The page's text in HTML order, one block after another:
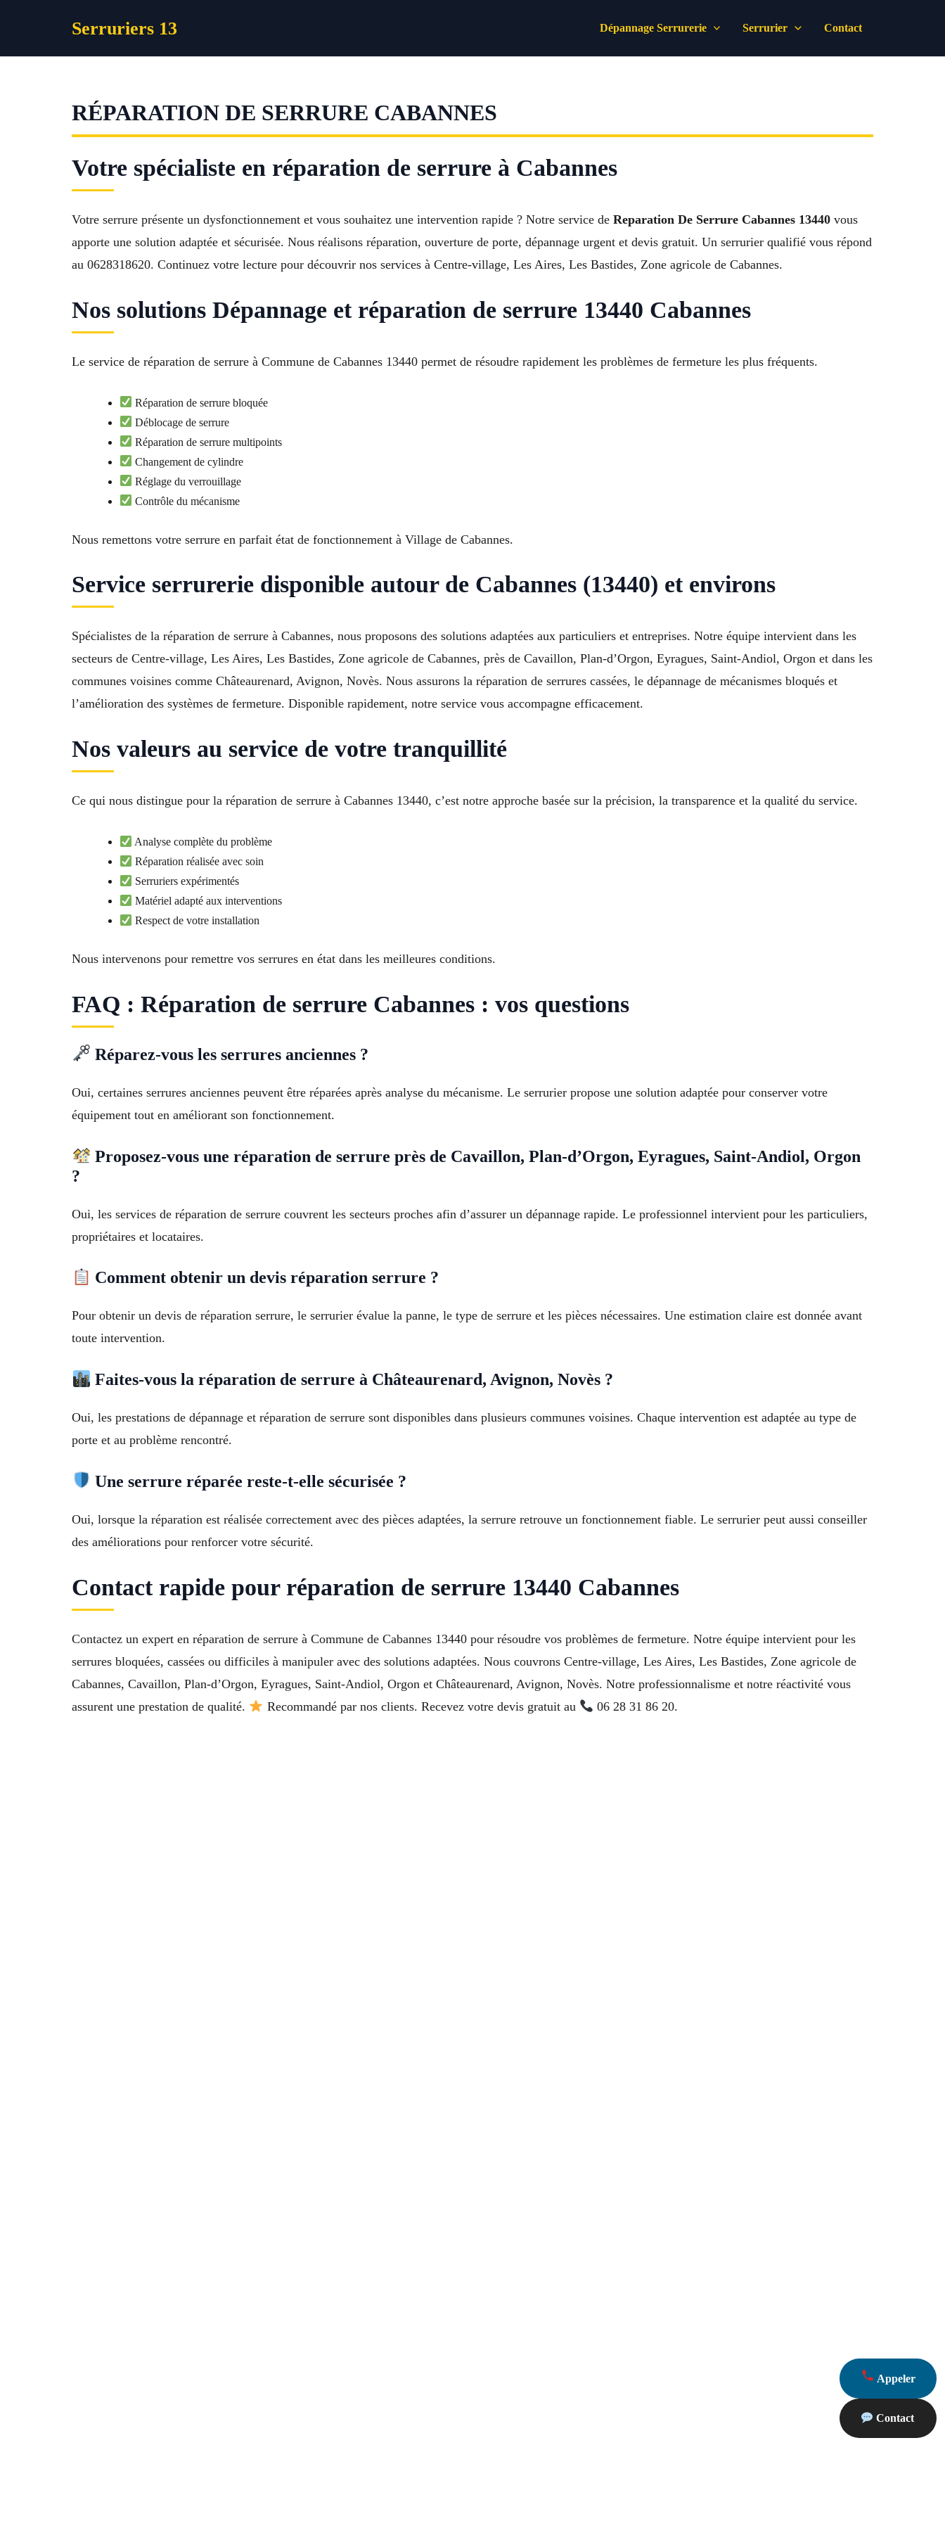
Serruriers 13 Dépannage Serrurerie Serrurier Contact
RÉPARATION DE SERRURE CABANNES
Votre spécialiste en réparation de serrure à Cabannes
Votre serrure présente un dysfonctionnement et vous souhaitez une intervention rapide ? Notre service de Reparation De Serrure Cabannes 13440 vous
apporte une solution adaptée et sécurisée. Nous réalisons réparation, ouverture de porte, dépannage urgent et devis gratuit. Un serrurier qualifié vous répond
au 0628318620. Continuez votre lecture pour découvrir nos services à Centre-village, Les Aires, Les Bastides, Zone agricole de Cabannes.
Nos solutions Dépannage et réparation de serrure 13440 Cabannes
Le service de réparation de serrure à Commune de Cabannes 13440 permet de résoudre rapidement les problèmes de fermeture les plus fréquents.
Réparation de serrure bloquée
Déblocage de serrure
Réparation de serrure multipoints
Changement de cylindre
Réglage du verrouillage
Contrôle du mécanisme
Nous remettons votre serrure en parfait état de fonctionnement à Village de Cabannes.
Service serrurerie disponible autour de Cabannes (13440) et environs
Spécialistes de la réparation de serrure à Cabannes, nous proposons des solutions adaptées aux particuliers et entreprises. Notre équipe intervient dans les
secteurs de Centre-village, Les Aires, Les Bastides, Zone agricole de Cabannes, près de Cavaillon, Plan-d’Orgon, Eyragues, Saint-Andiol, Orgon et dans les
communes voisines comme Châteaurenard, Avignon, Novès. Nous assurons la réparation de serrures cassées, le dépannage de mécanismes bloqués et
l’amélioration des systèmes de fermeture. Disponible rapidement, notre service vous accompagne efficacement.
Nos valeurs au service de votre tranquillité
Ce qui nous distingue pour la réparation de serrure à Cabannes 13440, c’est notre approche basée sur la précision, la transparence et la qualité du service.
Analyse complète du problème
Réparation réalisée avec soin
Serruriers expérimentés
Matériel adapté aux interventions
Respect de votre installation
Nous intervenons pour remettre vos serrures en état dans les meilleures conditions.
FAQ : Réparation de serrure Cabannes : vos questions
Réparez-vous les serrures anciennes ?
Oui, certaines serrures anciennes peuvent être réparées après analyse du mécanisme. Le serrurier propose une solution adaptée pour conserver votre
équipement tout en améliorant son fonctionnement.
Proposez-vous une réparation de serrure près de Cavaillon, Plan-d’Orgon, Eyragues, Saint-Andiol, Orgon
?
Oui, les services de réparation de serrure couvrent les secteurs proches afin d’assurer un dépannage rapide. Le professionnel intervient pour les particuliers,
propriétaires et locataires.
Comment obtenir un devis réparation serrure ?
Pour obtenir un devis de réparation serrure, le serrurier évalue la panne, le type de serrure et les pièces nécessaires. Une estimation claire est donnée avant
toute intervention.
Faites-vous la réparation de serrure à Châteaurenard, Avignon, Novès ?
Oui, les prestations de dépannage et réparation de serrure sont disponibles dans plusieurs communes voisines. Chaque intervention est adaptée au type de
porte et au problème rencontré.
Une serrure réparée reste-t-elle sécurisée ?
Oui, lorsque la réparation est réalisée correctement avec des pièces adaptées, la serrure retrouve un fonctionnement fiable. Le serrurier peut aussi conseiller
des améliorations pour renforcer votre sécurité.
Contact rapide pour réparation de serrure 13440 Cabannes
Contactez un expert en réparation de serrure à Commune de Cabannes 13440 pour résoudre vos problèmes de fermeture. Notre équipe intervient pour les
serrures bloquées, cassées ou difficiles à manipuler avec des solutions adaptées. Nous couvrons Centre-village, Les Aires, Les Bastides, Zone agricole de
Cabannes, Cavaillon, Plan-d’Orgon, Eyragues, Saint-Andiol, Orgon et Châteaurenard, Avignon, Novès. Notre professionnalisme et notre réactivité vous
assurent une prestation de qualité.
Recommandé par nos clients. Recevez votre devis gratuit au 06 28 31 86 20.
Appeler
Contact